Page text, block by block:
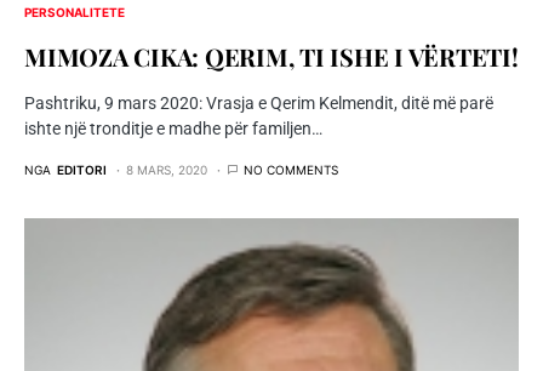
PERSONALITETE
MIMOZA CIKA: QERIM, TI ISHE I VËRTETI!
Pashtriku, 9 mars 2020: Vrasja e Qerim Kelmendit, ditë më parë
ishte një tronditje e madhe për familjen…
NGA EDITORI 8 MARS, 2020 NO COMMENTS